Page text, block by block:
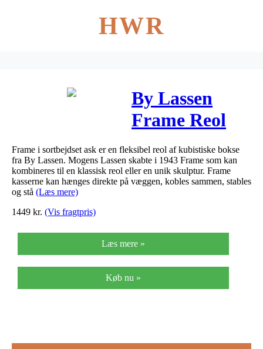
HWR
By Lassen
Frame Reol
Sortbejdset
Ask Uden
Låge (Frame
Frame i sortbejdset ask er en fleksibel reol af kubistiske bokse
fra By Lassen. Mogens Lassen skabte i 1943 Frame som kan
kombineres til en klassisk reol eller en unik skulptur. Frame
kasserne kan hænges direkte på væggen, kobles sammen, stables
og stå (Læs mere)
1449 kr. (Vis fragtpris)
Læs mere »
Køb nu »